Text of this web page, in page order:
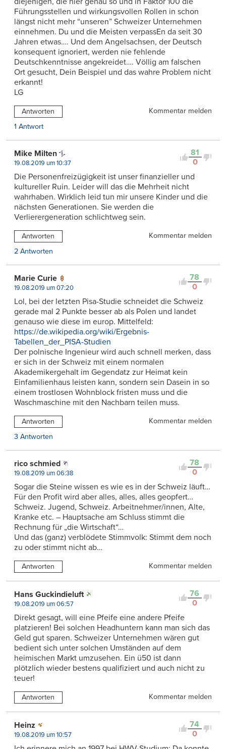
Führungsstellen und wirkungsvollen Rollen in schon
längst nicht mehr “unseren” Schweizer Unternehmen
einnehmen. Du und die Meisten verpassEn da seit 30
Jahren etwas…. Und dem Angelsachsen, der Deutsch
konsequent ignoriert, werden nie fehlende
Deutschkenntnisse angekreidet…. Völlig am falschen
Ort gesucht, Dein Beispiel und das wahre Problem nicht
erkannt!
LG
Antworten
Kommentar melden
1 Antwort
81
0
Mike Milten
19.08.2019 um 10:37
Die Personenfreizügigkeit ist unser finanzieller und
kultureller Ruin. Leider will das die Mehrheit nicht
wahrhaben. Wirklich leid tun mir unsere Kinder und die
nächsten Generationen. Sie werden die
Verlierergeneration schlichtweg sein.
Antworten
Kommentar melden
2 Antworten
78
0
Marie Curie
19.08.2019 um 07:20
Lol, bei der letzten Pisa-Studie schneidet die Schweiz
gerade mal 2 Punkte besser ab als Polen und landet
genauso wie diese im europ. Mittelfeld:
https://de.wikipedia.org/wiki/Ergebnis-
Tabellen_der_PISA-Studien
Der polnische Ingenieur wird auch schnell merken, dass
er sich in der Schweiz mit einem normalen
Akademikergehalt im Gegendatz zur Heimat kein
Einfamilienhaus leisten kann, sondern sein Dasein in so
einem trostlosen Wohnblock fristen muss und die
Waschmaschine mit den Nachbarn teilen muss.
Antworten
Kommentar melden
3 Antworten
78
0
rico schmied
19.08.2019 um 06:38
Sogar die Steine wissen es wie es in der Schweiz läuft…
Für den Profit wird aber alles, alles, alles geopfert…
Schweiz. Jugend, Schweiz. Arbeitnehmer/innen, Alte,
Kranke etc. – Hauptsache am Schluss stimmt die
Rechnung für „die Wirtschaft“…
Und das (ganz) verblödete Stimmvolk: Stimmt dem noch
zu oder stimmt nicht ab…
Antworten Kommentar melden
76
0
Hans Guckindieluft
19.08.2019 um 06:57
Direkt gesagt, will eine Pfeife eine andere Pfeife
platzieren! Bei solchen Headhuntern kann man sich das
Geld gut sparen. Schweizer Unternehmen wären gut
bedient sich unter solchen Umständen auf dem
heimischen Markt umzusehen. Ein ü50 ist dann
plötzlich wieder bestens qualifiziert und auch nicht zu
teuer!
Antworten Kommentar melden
74
0
Heinz
19.08.2019 um 10:57